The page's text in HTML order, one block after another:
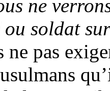
ne
soldat
ne pas